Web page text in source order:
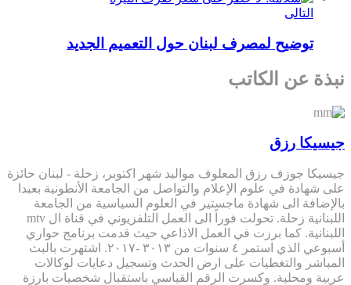
التالى
توضيح لمصرف لبنان حول التعميم الجديد
نبذة عن الكاتب
جيسيكا رزق
جيسيكا جوزف رزق المعلوف مواليد شهر اكتوبر، زحلة - لبنان حائزة
على شهادة في علوم الإعلام والتواصل من الجامعة الأنطونية بعبدا
بالإضافة الى شهادة ماجستير في العلوم السياسية من الجامعة
اللبنانية زحلة. تحولت فوراً الى العمل التلفزيوني في قناة ال mtv
اللبنانية. كما برزت في العمل الاذاعي حيث قدمت برنامج حواري
أسبوعي الذي استمر ٤ سنوات من ٣٠١٣ -٢٠١٧. اشتهرت بالبث
المباشر والتغطيات على ارض الحدث وتسجيل دعايات لوكالات
عربية ومحلية. وكسرت الرقم القياسي باستقبال شخصيات بارزة